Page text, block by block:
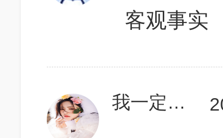
客观事实
我一定能考700